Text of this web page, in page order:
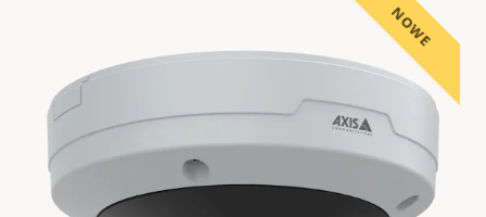
NOWE